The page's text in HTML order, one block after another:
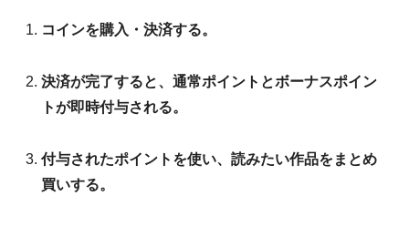
コインを購入・決済する。
決済が完了すると、通常ポイントとボーナスポイン
トが即時付与される。
付与されたポイントを使い、読みたい作品をまとめ
買いする。